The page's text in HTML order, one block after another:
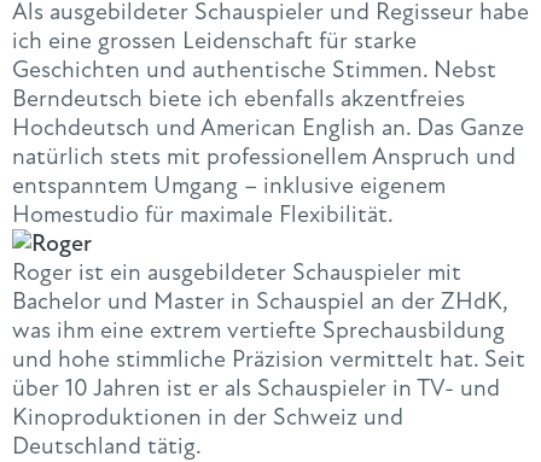
Als ausgebildeter Schauspieler und Regisseur habe
ich eine grossen Leidenschaft für starke
Geschichten und authentische Stimmen. Nebst
Berndeutsch biete ich ebenfalls akzentfreies
Hochdeutsch und American English an. Das Ganze
natürlich stets mit professionellem Anspruch und
entspanntem Umgang – inklusive eigenem
Homestudio für maximale Flexibilität.
Roger ist ein ausgebildeter Schauspieler mit
Bachelor und Master in Schauspiel an der ZHdK,
was ihm eine extrem vertiefte Sprechausbildung
und hohe stimmliche Präzision vermittelt hat. Seit
über 10 Jahren ist er als Schauspieler in TV- und
Kinoproduktionen in der Schweiz und
Deutschland tätig.